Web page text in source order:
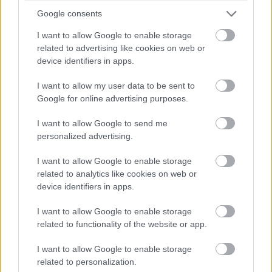
Google consents
I want to allow Google to enable storage
related to advertising like cookies on web or
device identifiers in apps.
I want to allow my user data to be sent to
Google for online advertising purposes.
I want to allow Google to send me
personalized advertising.
I want to allow Google to enable storage
related to analytics like cookies on web or
device identifiers in apps.
I want to allow Google to enable storage
related to functionality of the website or app.
I want to allow Google to enable storage
related to personalization.
Lajos Tamás,Mink Tamás
, rendező:
Fonyó Gergely ,producer(ek): Kálomista GáborFélvilág
rendező: Szász Attila ,producer(ek): Lajos Tamás,Mink
TamásHivatal, rendező: Nagy Viktor Oszkár
Ketten Párizs
, rendező: Papp Gábor Zsigmond ,producer(ek):
dokumentumfilm Anyám levelei Sztálin elvtársnak
rendező: Mészáros MártaBudapest ostroma
, rendező: Hörcher Gábor
gyermekei
, rendező: Gerő Marcell
, rendező:
Almási Tamás Legjobb ismeretterjesztő film
Gauder ÁronA nagyszerelmű város, rendező: Csukás
Sándor,Oláh KataAz ég felé nyitott tanterem
Székely Orsolya Kis kamerák, nagyvadak
, rendező: Tóth
Zsolt Marcell Vad Kunság- A Puszta rejtett élete